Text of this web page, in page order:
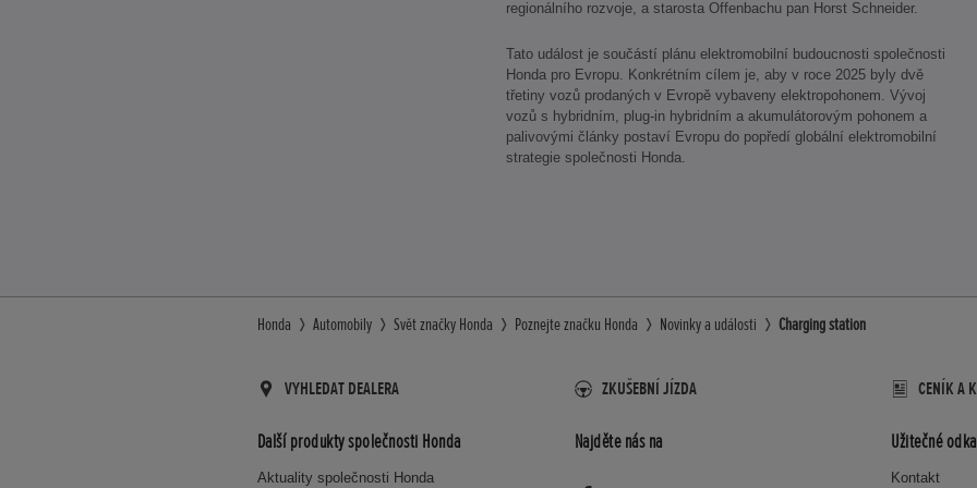
regionálního rozvoje, a starosta Offenbachu pan Horst Schneider.
Tato událost je součástí plánu elektromobilní budoucnosti společnosti
Honda pro Evropu. Konkrétním cílem je, aby v roce 2025 byly dvě
třetiny vozů prodaných v Evropě vybaveny elektropohonem. Vývoj
vozů s hybridním, plug-in hybridním a akumulátorovým pohonem a
palivovými články postaví Evropu do popředí globální elektromobilní
strategie společnosti Honda.
Honda Automobily Svět značky Honda Poznejte značku Honda Novinky a události Charging station
VYHLEDAT DEALERA ZKUŠEBNÍ JÍZDA CENÍK A
Další produkty společnosti Honda
Aktuality společnosti Honda
Najděte nás na Užitečné
Kontakt